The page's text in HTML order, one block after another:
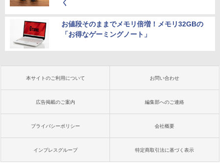
く
お値段そのままでメモリ倍増！メモリ32GBの
「お得なゲーミングノート」
本サイトのご利用について お問い合わせ
広告掲載のご案内 編集部へのご連絡
プライバシーポリシー 会社概要
インプレスグループ 特定商取引法に基づく表示